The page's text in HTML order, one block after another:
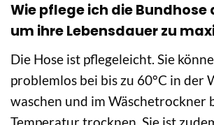
Wie pflege ich die Bundhose
um ihre Lebensdauer zu
Die Hose ist pflegeleicht. Sie
problemlos bei bis zu 60°C in der
waschen und im Wäschetrockner